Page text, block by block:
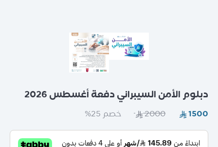
دبلوم الأمن السيبراني دفعة أغسطس 2026
خصم 25%